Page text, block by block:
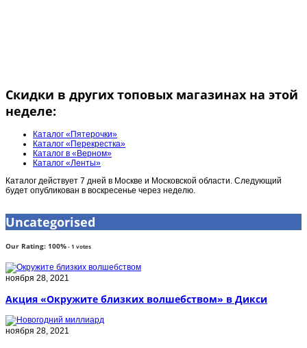
Скидки в других топовых магазинах на этой
неделе:
Каталог «Пятерочки»
Каталог «Перекрестка»
Каталог в «Верном»
Каталог «Ленты»
Каталог действует 7 дней в Москве и Московской области. Следующий
будет опубликован в воскресенье через неделю.
Uncategorised
Our Rating: 100%-1 votes
ноября 28, 2021
Акция «Окружите близких волшебством» в Дикси
ноября 28, 2021